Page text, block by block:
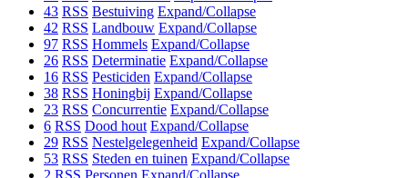
43 RSS Bestuiving Expand/Collapse
42 RSS Landbouw Expand/Collapse
97 RSS Hommels Expand/Collapse
26 RSS Determinatie Expand/Collapse
16 RSS Pesticiden Expand/Collapse
38 RSS Honingbij Expand/Collapse
23 RSS Concurrentie Expand/Collapse
6 RSS Dood hout Expand/Collapse
29 RSS Nestelgelegenheid Expand/Collapse
53 RSS Steden en tuinen Expand/Collapse